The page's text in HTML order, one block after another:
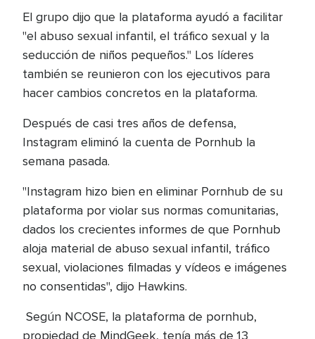
El grupo dijo que la plataforma ayudó a facilitar
"el abuso sexual infantil, el tráfico sexual y la
seducción de niños pequeños." Los líderes
también se reunieron con los ejecutivos para
hacer cambios concretos en la plataforma.
Después de casi tres años de defensa,
Instagram eliminó la cuenta de Pornhub la
semana pasada.
"Instagram hizo bien en eliminar Pornhub de su
plataforma por violar sus normas comunitarias,
dados los crecientes informes de que Pornhub
aloja material de abuso sexual infantil, tráfico
sexual, violaciones filmadas y vídeos e imágenes
no consentidas", dijo Hawkins.
Según NCOSE, la plataforma de pornhub,
propiedad de MindGeek, tenía más de 13